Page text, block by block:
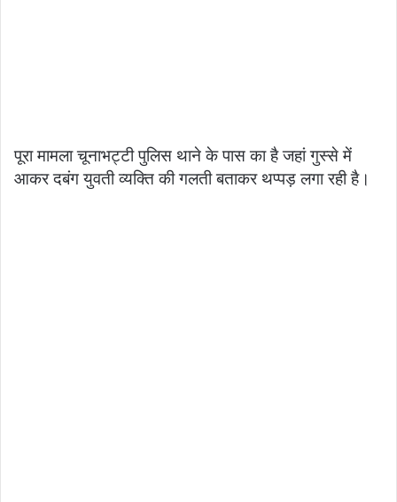
पूरा मामला चूनाभट्टी पुलिस थाने के पास का है जहां गुस्से में
आकर दबंग युवती व्यक्ति की गलती बताकर थप्पड़ लगा रही है।